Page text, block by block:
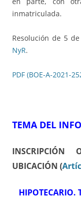
inmatriculada.
Resolución de 5
NyR.
PDF (BOE-A-2021-
TEMA DEL
INSCRIPCIÓN
UBICACIÓN (